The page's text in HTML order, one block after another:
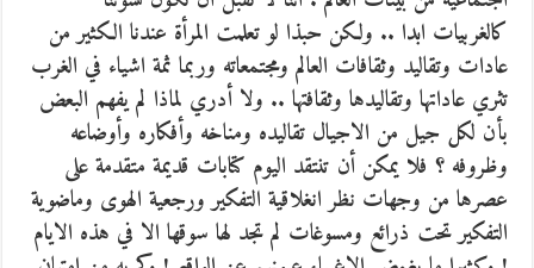
كالغربيات ابدا .. ولكن حبذا لو تعلمت المرأة عندنا الكثير من
عادات وتقاليد وثقافات العالم ومجتمعاته وربما ثمة اشياء في الغرب
تثري عاداتها وتقاليدها وثقافتها .. ولا أدري لماذا لم يفهم البعض
بأن لكل جيل من الاجيال تقاليده ومناخه وأفكاره وأوضاعه
وظروفه ؟ فلا يمكن أن تنتقد اليوم كتابات قديمة متقدمة على
عصرها من وجهات نظر انغلاقية التفكير ورجعية الهوى وماضوية
التفكير تحت ذرائع ومسوغات لم تجد لها سوقها الا في هذه الايام